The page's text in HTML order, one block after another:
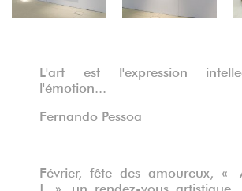
L'art est l'expression
l'émotion...
Fernando Pessoa
Février, fête des amoureux, «
! », un rendez-vous artistique,